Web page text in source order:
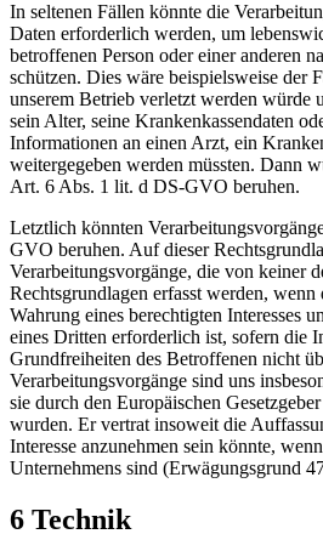
In seltenen Fällen könnte die
Daten erforderlich werden, um
betroffenen Person oder einer anderen
schützen. Dies wäre beispielsweise der
unserem Betrieb verletzt werden würde
sein Alter, seine Krankenkassendaten
Informationen an einen Arzt, ein
weitergegeben werden müssten. Dann
Art. 6 Abs. 1 lit. d DS-GVO beruhen.
Letztlich könnten
GVO beruhen. Auf dieser
Verarbeitungsvorgänge, die von keiner
Rechtsgrundlagen erfasst werden,
Wahrung eines berechtigten Interesses
eines Dritten erforderlich ist, sofern die
Grundfreiheiten des Betroffenen nicht
Verarbeitungsvorgänge sind uns
sie durch den Europäischen
wurden. Er vertrat insoweit die
Interesse anzunehmen sein könnte,
Unternehmens sind (Erwägungsgrund
6 Technik